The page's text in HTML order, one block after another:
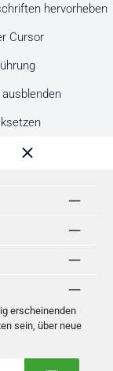
erscheinenden
sein, über neue
hervorheben
Cursor
ausblenden